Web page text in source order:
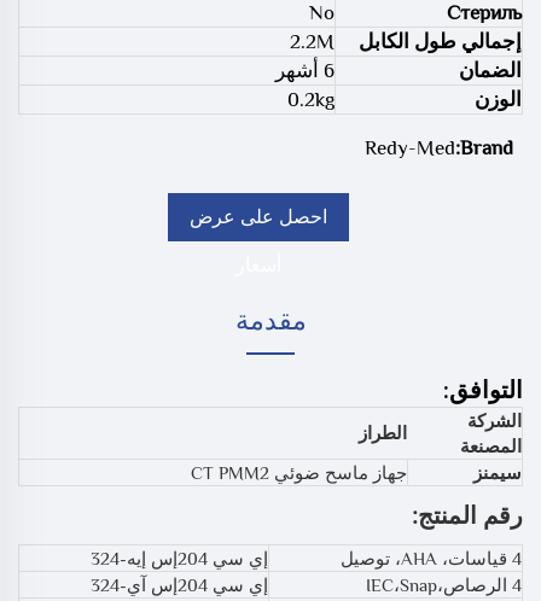
Стериль
No
إجمالي طول الكابل
2.2M
الضمان
6 أشهر
الوزن
0.2kg
Brand:
Redy-Med
احصل على عرض
مقدمة
التوافق:
الشركة
المصنعة
الطراز
سيمنز
جهاز ماسح ضوئي CT PMM2
رقم المنتج:
4 قياسات، AHA، توصيل
إي سي 204إس إيه-324
4 الرصاص،IEC،Snap
إي سي 204إس آي-324